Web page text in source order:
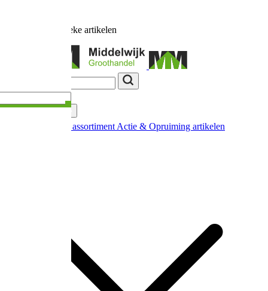
unieke artikelen
Nieuw in ons assortiment Actie & Opruiming artikelen